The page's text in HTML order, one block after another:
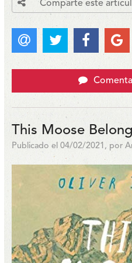
Comparte este
This Moose
Publicado el 04/02/2021, por